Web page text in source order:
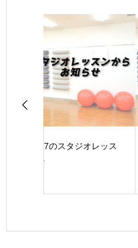
8/6のスタジオレッス